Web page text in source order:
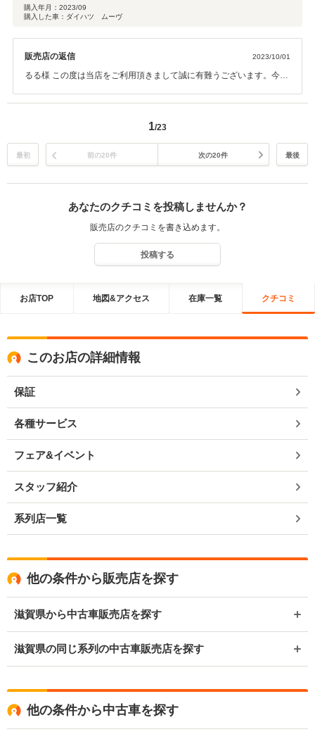
購入年月： 2023/09
購入した車：ダイハツ ムーヴ
販売店の返信 2023/10/01
るる様 この度は当店をご利用頂きまして誠に有難うございます。今後
の整備面でもご満足いただけるようにスタッフ一同努めて参ります。
重ねてになりますが、この度は大変有難うございました。今後ともど
うぞ宜しくお願い致します！
1/23
最初 前の20件 次の20件 最後
あなたのクチコミを投稿しませんか？
販売店のクチコミを書き込めます。
投稿する
お店TOP 地図&アクセス 在庫一覧 クチコミ
このお店の詳細情報
保証
各種サービス
フェア&イベント
スタッフ紹介
系列店一覧
他の条件から販売店を探す
滋賀県から中古車販売店を探す
滋賀県の同じ系列の中古車販売店を探す
他の条件から中古車を探す